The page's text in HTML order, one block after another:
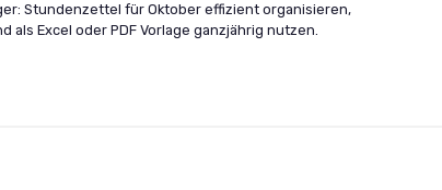
Stundenzettel für Oktober effizient organisieren,
als Excel oder PDF Vorlage ganzjährig nutzen.